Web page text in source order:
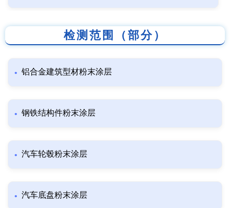
检测范围（部分）
铝合金建筑型材粉末涂层
钢铁结构件粉末涂层
汽车轮毂粉末涂层
汽车底盘粉末涂层